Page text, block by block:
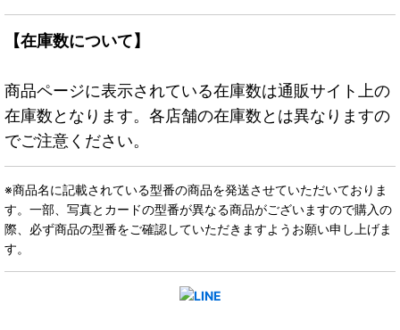
【在庫数について】
商品ページに表示されている在庫数は通販サイト上の
在庫数となります。各店舗の在庫数とは異なりますの
でご注意ください。
※商品名に記載されている型番の商品を発送させていただいておりま
す。一部、写真とカードの型番が異なる商品がございますので購入の
際、必ず商品の型番をご確認していただきますようお願い申し上げま
す。